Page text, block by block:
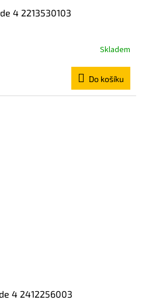
4 2213530103
Skladem
Do košíku
4 2412256003